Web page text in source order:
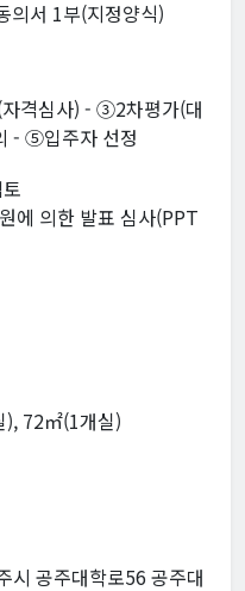
의서 1부(지정양식)
격심사) - ③2차평가(대
- ⑤입주자 선정
에 의한 발표 심사(PPT
), 72㎡(1개실)
시 공주대학로56 공주대